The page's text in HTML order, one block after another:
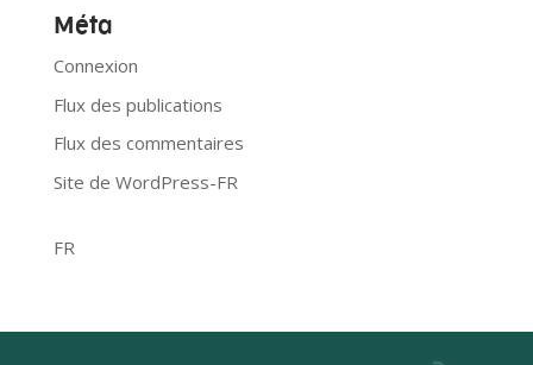
Méta
Connexion
Flux des publications
Flux des commentaires
Site de WordPress-FR
FR